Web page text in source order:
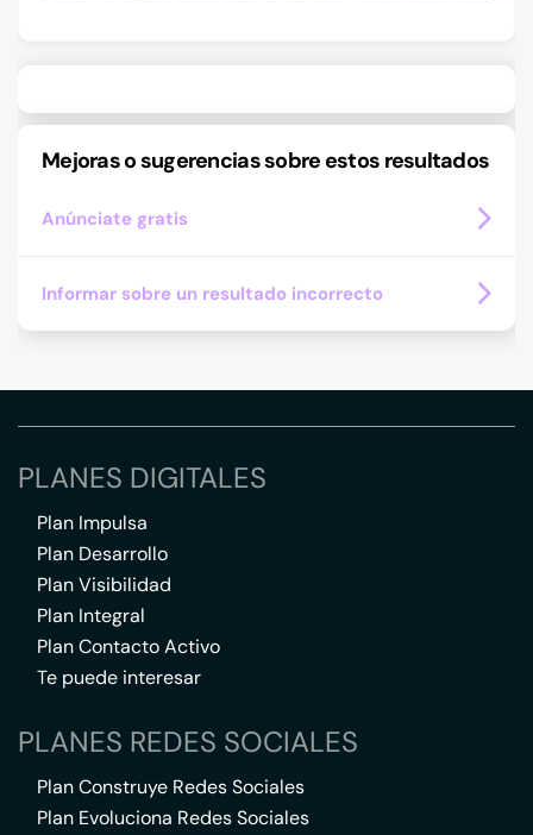
Mejoras o sugerencias sobre estos resultados
Anúnciate gratis
Informar sobre un resultado incorrecto
PLANES DIGITALES
Plan Impulsa
Plan Desarrollo
Plan Visibilidad
Plan Integral
Plan Contacto Activo
Te puede interesar
PLANES REDES SOCIALES
Plan Construye Redes Sociales
Plan Evoluciona Redes Sociales